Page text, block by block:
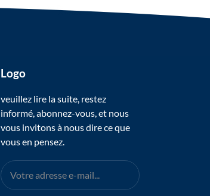
Logo
veuillez lire la suite, restez
informé, abonnez-vous, et nous
vous invitons à nous dire ce que
vous en pensez.